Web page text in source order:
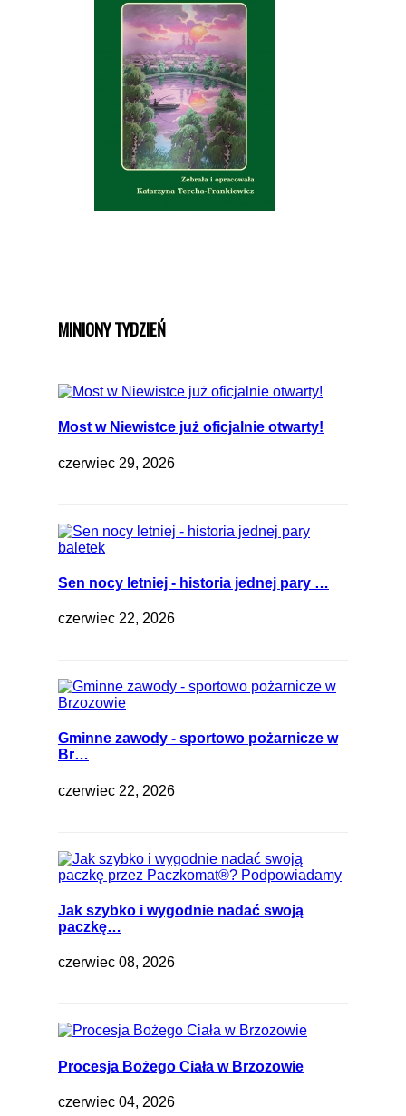
MINIONY TYDZIEŃ
Most w Niewistce już oficjalnie otwarty!
czerwiec 29, 2026
Sen nocy letniej - historia jednej pary …
czerwiec 22, 2026
Gminne zawody - sportowo pożarnicze w
Br…
czerwiec 22, 2026
Jak szybko i wygodnie nadać swoją
paczkę…
czerwiec 08, 2026
Procesja Bożego Ciała w Brzozowie
czerwiec 04, 2026